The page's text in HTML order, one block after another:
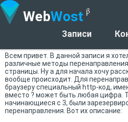
WebWost
Записи
Всем привет. В данной записи я
различные методы
страницы. Ну а для начала хочу
вообще происходит. Для
браузеру специальный http-код,
вместо ? может быть любая цифра.
начинающиеся с 3, были
перенаправления. Вот их описание: